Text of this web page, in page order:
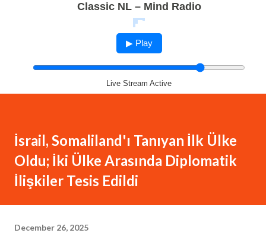
Classic NL – Mind Radio
▶ Play
Live Stream Active
İsrail, Somaliland'ı Tanıyan İlk Ülke
Oldu; İki Ülke Arasında Diplomatik
İlişkiler Tesis Edildi
December 26, 2025